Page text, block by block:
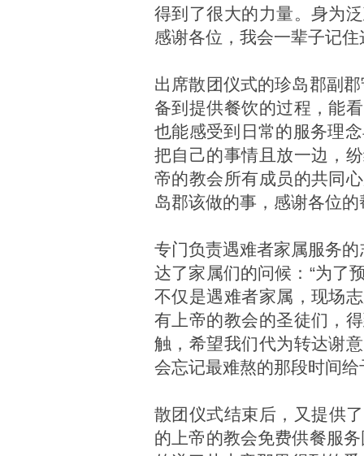
得到了很大的力量。身为
感谢各位，我会一辈子记住
出席散团仪式的珍岛郡副
备到提供餐饮的过程，能
也能感受到日常的服务理
把自己的事情且放一边，
帝的教会所有成员的共同
岛郡该做的事，感谢各位的
专门负责遇难者家属服务
达了家属们的问候：“为了
不仅是遇难者家属，现场
有上帝的教会的圣徒们，
触，希望我们代为转达谢
会忘记最难熬的那段时间
散团仪式结束后，又提供
的上帝的教会免费供餐服